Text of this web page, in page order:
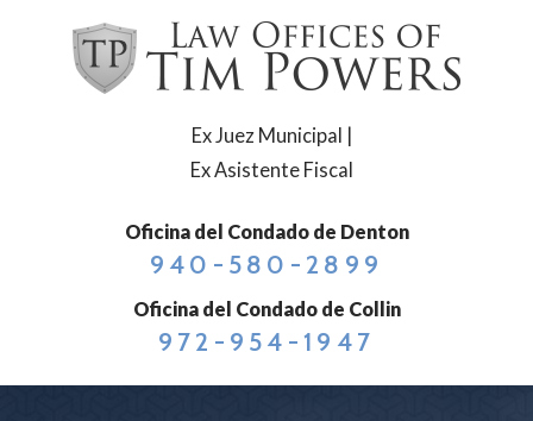
Ex Juez Municipal |
Ex Asistente Fiscal
Oficina del Condado de Denton
940-580-2899
Oficina del Condado de Collin
972-954-1947